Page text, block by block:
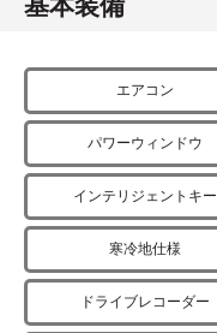
エアコン
パワーウィンドウ
インテリジェントキー
寒冷地仕様
ドライブレコーダー